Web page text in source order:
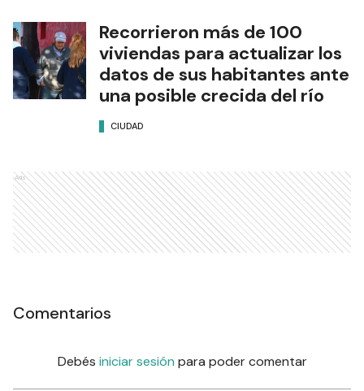
Recorrieron más de 100
viviendas para actualizar los
datos de sus habitantes ante
una posible crecida del río
CIUDAD
Ads
Comentarios
Debés iniciar sesión para poder comentar